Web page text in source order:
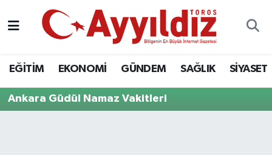
EĞİTİM EKONOMİ GÜNDEM SAĞLIK SİYASET
Ankara Güdül Namaz Vakitleri